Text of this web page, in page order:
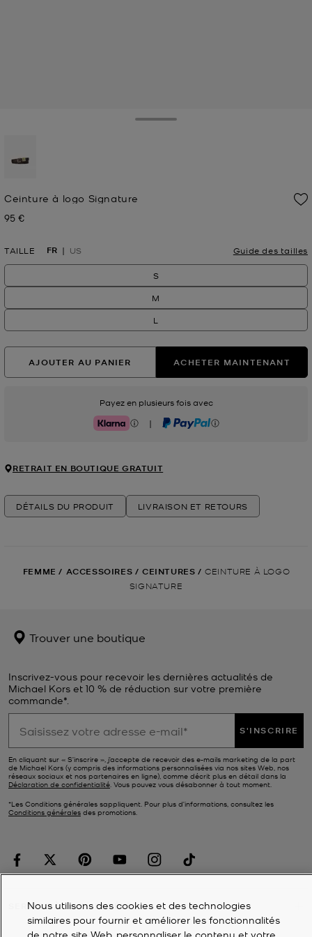
Ceinture à logo Signature
Prix actuel
95 €
TAILLE FR US Guide des tailles
S
M
L
AJOUTER AU PANIER ACHETER MAINTENANT
Payez en plusieurs fois avec
Klarna | PayPal
RETRAIT EN BOUTIQUE GRATUIT
DÉTAILS DU PRODUIT LIVRAISON ET RETOURS
FEMME / ACCESSOIRES / CEINTURES / CEINTURE À LOGO
SIGNATURE
Trouver une boutique
Inscrivez-vous pour recevoir les dernières actualités de
Michael Kors et 10 % de réduction sur votre première
commande*.
S'INSCRIRE
En cliquant sur « S’inscrire », j’accepte de recevoir des e-mails marketing de la part
de Michael Kors (y compris des informations personnalisées via nos sites Web, nos
réseaux sociaux et nos partenaires en ligne), comme décrit plus en détail dans la
Déclaration de confidentialité. Vous pouvez vous désabonner à tout moment.
*Les Conditions générales sappliquent. Pour plus d’informations, consultez les
Conditions générales des promotions.
SERVICE À LA CLIENTÈLE
Nous utilisons des cookies et des technologies
similaires pour fournir et améliorer les fonctionnalités
de notre site Web, personnaliser le contenu et votre